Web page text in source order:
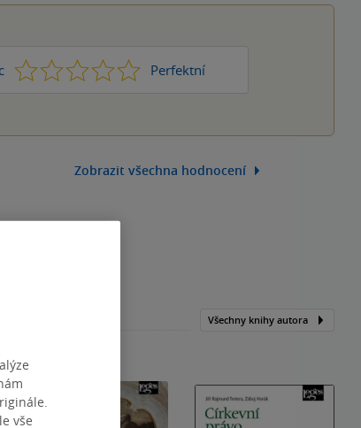
1 2 3 4 Perfektní
5
Zobrazit všechna hodnocení
Všechny knihy autora
vše